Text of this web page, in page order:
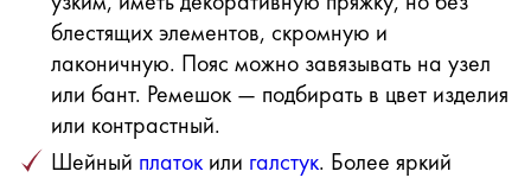
блестящих элементов, скромную и
лаконичную. Пояс можно завязывать на узел
или бант. Ремешок — подбирать в цвет изделия
или контрастный.
Шейный платок или галстук. Более яркий